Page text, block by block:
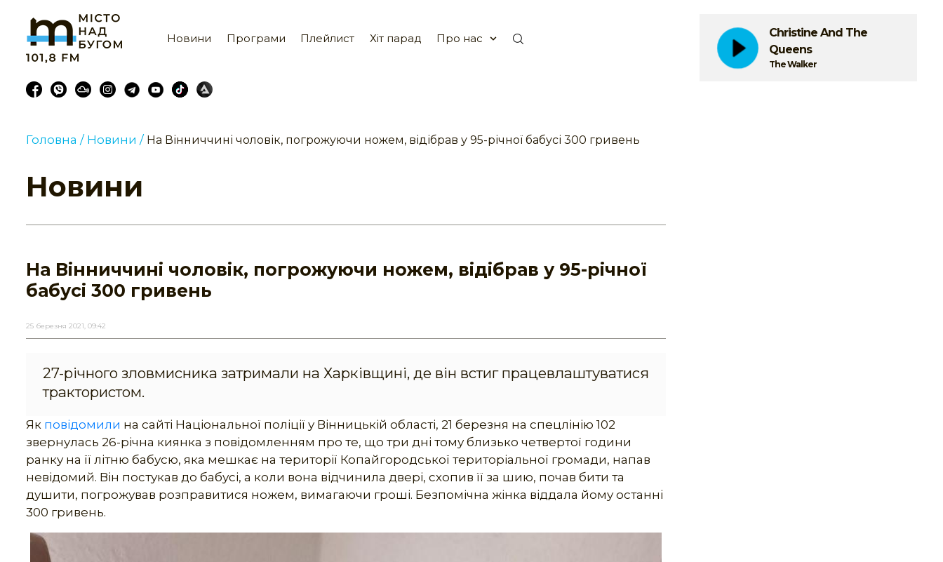
Новини Програми Плейлист Хіт парад Про нас
Christine And The
Queens
The Walker
Головна / Новини / На Вінниччині чоловік, погрожуючи ножем, відібрав у 95-річної бабусі 300 гривень
Новини
На Вінниччині чоловік, погрожуючи ножем, відібрав у 95-річної
бабусі 300 гривень
25 березня 2021, 09:42
27-річного зловмисника затримали на Харківщині, де він встиг працевлаштуватися
трактористом.
Як повідомили на сайті Національної поліції у Вінницькій області, 21 березня на спецлінію 102
звернулась 26-річна киянка з повідомленням про те, що три дні тому близько четвертої години
ранку на її літню бабусю, яка мешкає на території Копайгородської територіальної громади, напав
невідомий. Він постукав до бабусі, а коли вона відчинила двері, схопив її за шию, почав бити та
душити, погрожував розправитися ножем, вимагаючи гроші. Безпомічна жінка віддала йому останні
300 гривень.